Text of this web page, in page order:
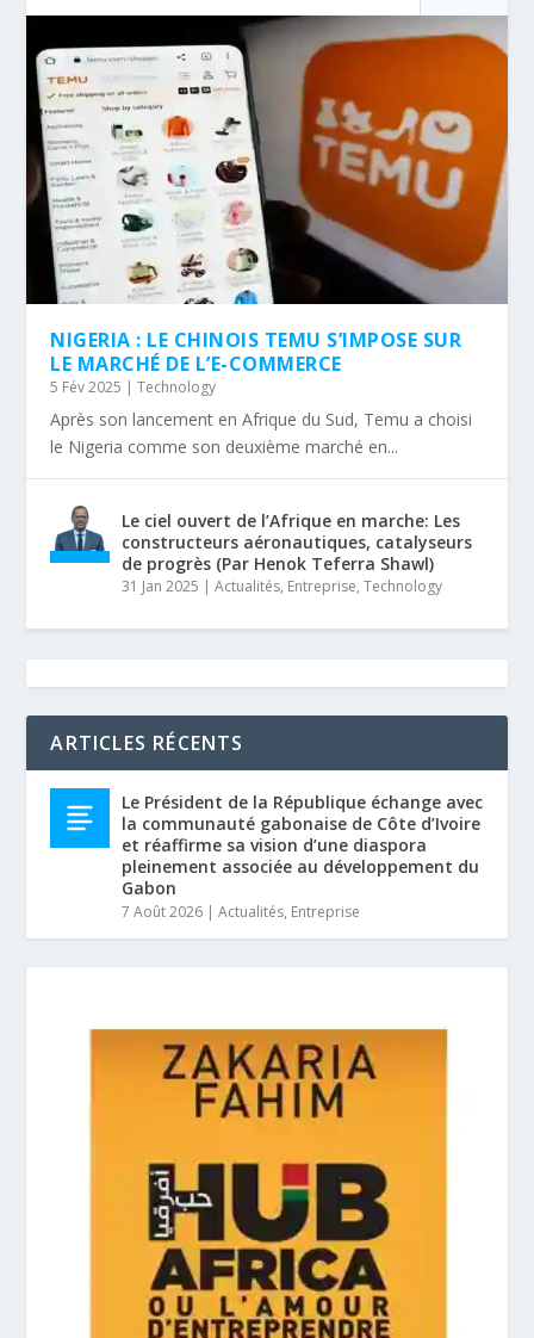
NIGERIA : LE CHINOIS TEMU S’IMPOSE SUR
LE MARCHÉ DE L’E-COMMERCE
5 Fév 2025 |Technology
Après son lancement en Afrique du Sud, Temu a choisi
le Nigeria comme son deuxième marché en...
Le ciel ouvert de l’Afrique en marche: Les
constructeurs aéronautiques, catalyseurs
de progrès (Par Henok Teferra Shawl)
31 Jan 2025 |Actualités, Entreprise,Technology
ARTICLES RÉCENTS
Le Président de la République échange avec
la communauté gabonaise de Côte d’Ivoire
et réaffirme sa vision d’une diaspora
pleinement associée au développement du
Gabon
7 Août 2026 |Actualités, Entreprise